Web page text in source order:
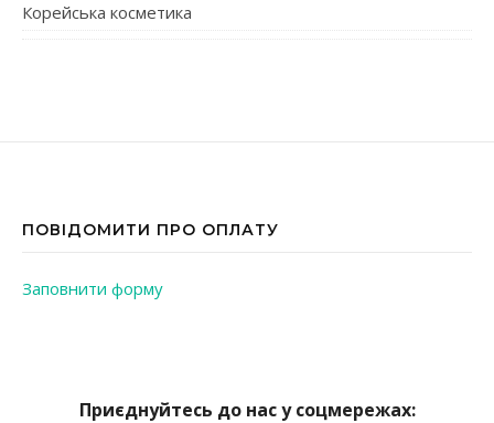
Корейська косметика
ПОВІДОМИТИ ПРО ОПЛАТУ
Заповнити форму
Приєднуйтесь до нас у соцмережах: